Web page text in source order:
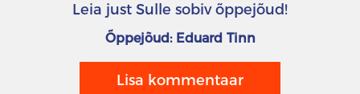
Leia just Sulle sobiv õppejõud!
Õppejõud: Eduard Tinn
Lisa kommentaar